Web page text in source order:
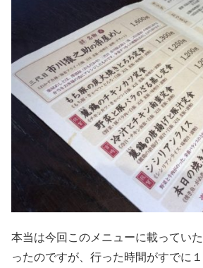
本当は今回このメニューに載ってい
ったのですが、行った時間がすでに